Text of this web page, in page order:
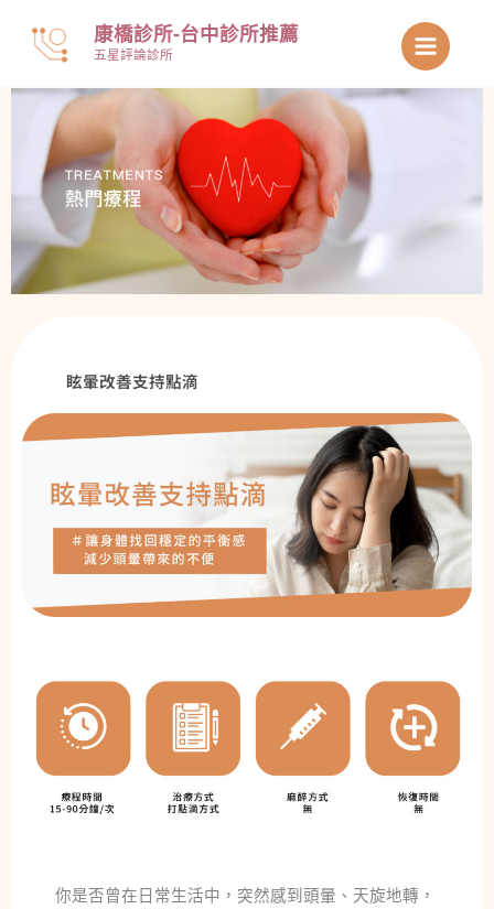
要
康橋診所-台中診所推薦
五星評論診所
眩暈改善支持點滴
你是否曾在日常生活中，突然感到頭暈、天旋地轉，